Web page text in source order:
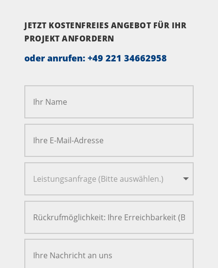
JETZT KOSTENFREIES ANGEBOT FÜR IHR
PROJEKT ANFORDERN
oder anrufen: +49 221 34662958